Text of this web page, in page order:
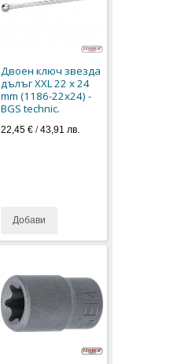
Двоен ключ звезда
дълъг XXL 22 x 24
mm (1186-22x24) -
BGS technic.
22,45 €/43,91 лв.
Добави